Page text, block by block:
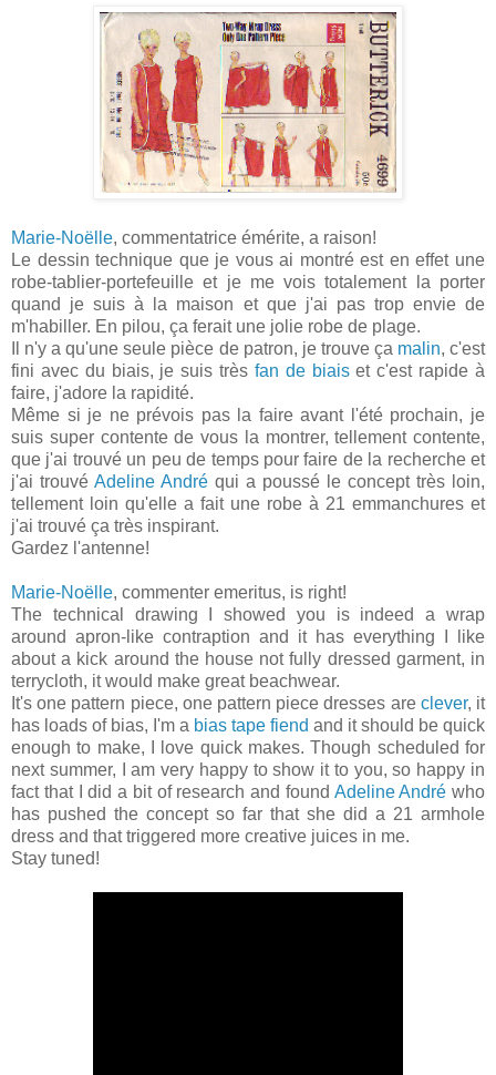
Marie-Noëlle, commentatrice émérite, a raison!
Le dessin technique que je vous ai montré est en effet une
robe-tablier-portefeuille et je me vois totalement la porter
quand je suis à la maison et que j'ai pas trop envie de
m'habiller. En pilou, ça ferait une jolie robe de plage.
Il n'y a qu'une seule pièce de patron, je trouve ça malin, c'est
fini avec du biais, je suis très fan de biaiset c'est rapide à
faire, j'adore la rapidité.
Même si je ne prévois pas la faire avant l'été prochain, je
suis super contente de vous la montrer, tellement contente,
que j'ai trouvé un peu de temps pour faire de la recherche et
j'ai trouvé Adeline André qui a poussé le concept très loin,
tellement loin qu'elle a fait une robe à 21 emmanchures et
j'ai trouvé ça très inspirant.
Gardez l'antenne!
Marie-Noëlle, commenter emeritus, is right!
The technical drawing I showed you is indeed a wrap
around apron-like contraption and it has everything I like
about a kick around the house not fully dressed garment, in
terrycloth, it would make great beachwear.
It's one pattern piece, one pattern piece dresses are clever, it
has loads of bias, I'm a bias tape fiend and it should be quick
enough to make, I love quick makes. Though scheduled for
next summer, I am very happy to show it to you, so happy in
fact that I did a bit of research and found Adeline André who
has pushed the concept so far that she did a 21 armhole
dress and that triggered more creative juices in me.
Stay tuned!